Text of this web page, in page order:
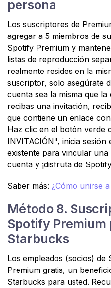
persona
Los suscriptores de
agregar a 5 miembros de
Spotify Premium y
listas de reproducción
realmente resides en la
suscriptor, solo asegúrate
cuenta sea la misma que
recibas una invitación,
que contiene un enlace
Haz clic en el botón verde
INVITACIÓN", inicia
existente para vincular
cuenta y ¡disfruta de
Saber más: ¿Cómo unirse
Método 8.
Spotify Premium
Starbucks
Los empleados (socios)
Premium gratis, un
Starbucks para usted.